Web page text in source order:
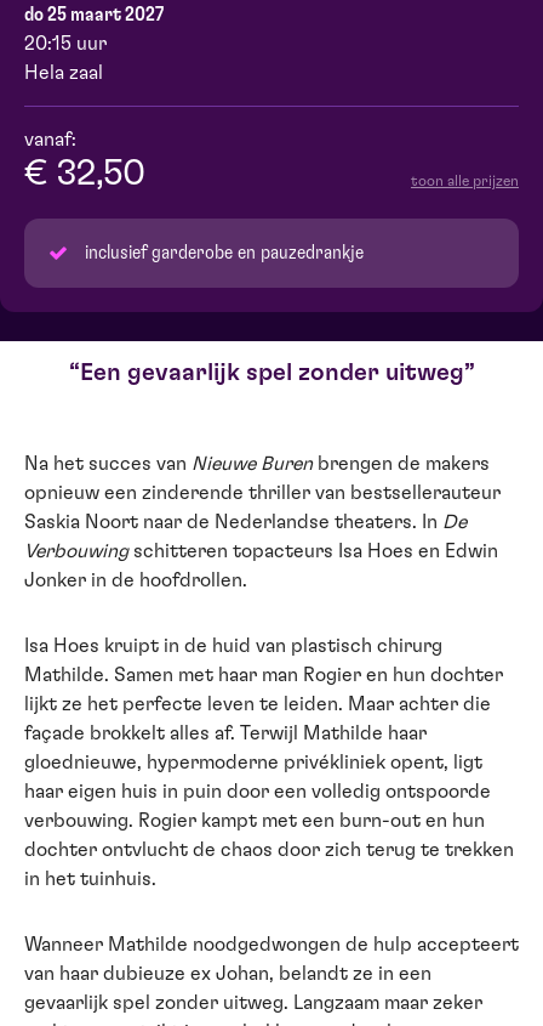
do 25 maart 2027
20:15 uur
Hela zaal
vanaf:
€ 32,50 toon alle prijzen
inclusief garderobe en pauzedrankje
Een gevaarlijk spel zonder uitweg
Na het succes van Nieuwe Burenbrengen de makers
opnieuw een zinderende thriller van bestsellerauteur
Saskia Noort naar de Nederlandse theaters. In De
Verbouwing schitteren topacteurs Isa Hoes en Edwin
Jonker in de hoofdrollen.
Isa Hoes kruipt in de huid van plastisch chirurg
Mathilde. Samen met haar man Rogier en hun dochter
lijkt ze het perfecte leven te leiden. Maar achter die
façade brokkelt alles af. Terwijl Mathilde haar
gloednieuwe, hypermoderne privékliniek opent, ligt
haar eigen huis in puin door een volledig ontspoorde
verbouwing. Rogier kampt met een burn-out en hun
dochter ontvlucht de chaos door zich terug te trekken
in het tuinhuis.
Wanneer Mathilde noodgedwongen de hulp accepteert
van haar dubieuze ex Johan, belandt ze in een
gevaarlijk spel zonder uitweg. Langzaam maar zeker